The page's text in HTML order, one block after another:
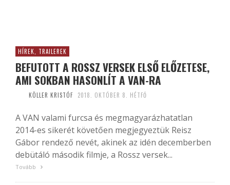
HÍREK, TRAILEREK
BEFUTOTT A ROSSZ VERSEK ELSŐ ELŐZETESE,
AMI SOKBAN HASONLÍT A VAN-RA
KÖLLER KRISTÓF 2018. OKTÓBER 8. HÉTFŐ
A VAN valami furcsa és megmagyarázhatatlan
2014-es sikerét követően megjegyeztük Reisz
Gábor rendező nevét, akinek az idén decemberben
debütáló második filmje, a Rossz versek...
Tovább